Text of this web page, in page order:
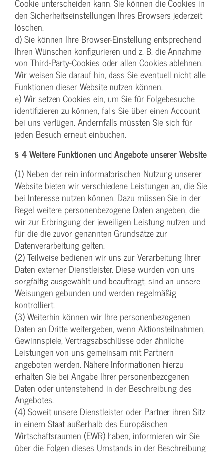
Cookie unterscheiden kann. Sie können die Cookies in
den Sicherheitseinstellungen Ihres Browsers jederzeit
löschen.
d) Sie können Ihre Browser-Einstellung entsprechend
Ihren Wünschen konfigurieren und z. B. die Annahme
von Third-Party-Cookies oder allen Cookies ablehnen.
Wir weisen Sie darauf hin, dass Sie eventuell nicht alle
Funktionen dieser Website nutzen können.
e) Wir setzen Cookies ein, um Sie für Folgebesuche
identifizieren zu können, falls Sie über einen Account
bei uns verfügen. Andernfalls müssten Sie sich für
jeden Besuch erneut einbuchen.
§ 4 Weitere Funktionen und Angebote unserer Website
(1) Neben der rein informatorischen Nutzung unserer
Website bieten wir verschiedene Leistungen an, die Sie
bei Interesse nutzen können. Dazu müssen Sie in der
Regel weitere personenbezogene Daten angeben, die
wir zur Erbringung der jeweiligen Leistung nutzen und
für die die zuvor genannten Grundsätze zur
Datenverarbeitung gelten.
(2) Teilweise bedienen wir uns zur Verarbeitung Ihrer
Daten externer Dienstleister. Diese wurden von uns
sorgfältig ausgewählt und beauftragt, sind an unsere
Weisungen gebunden und werden regelmäßig
kontrolliert.
(3) Weiterhin können wir Ihre personenbezogenen
Daten an Dritte weitergeben, wenn Aktionsteilnahmen,
Gewinnspiele, Vertragsabschlüsse oder ähnliche
Leistungen von uns gemeinsam mit Partnern
angeboten werden. Nähere Informationen hierzu
erhalten Sie bei Angabe Ihrer personenbezogenen
Daten oder untenstehend in der Beschreibung des
Angebotes.
(4) Soweit unsere Dienstleister oder Partner ihren Sitz
in einem Staat außerhalb des Europäischen
Wirtschaftsraumen (EWR) haben, informieren wir Sie
über die Folgen dieses Umstands in der Beschreibung